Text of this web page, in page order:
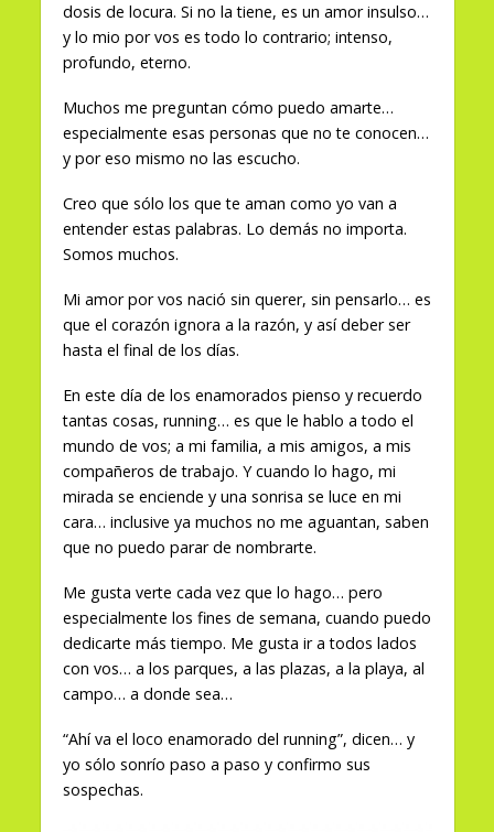
dosis de locura. Si no la tiene, es un amor insulso…
y lo mio por vos es todo lo contrario; intenso,
profundo, eterno.
Muchos me preguntan cómo puedo amarte…
especialmente esas personas que no te conocen…
y por eso mismo no las escucho.
Creo que sólo los que te aman como yo van a
entender estas palabras. Lo demás no importa.
Somos muchos.
Mi amor por vos nació sin querer, sin pensarlo… es
que el corazón ignora a la razón, y así deber ser
hasta el final de los días.
En este día de los enamorados pienso y recuerdo
tantas cosas, running… es que le hablo a todo el
mundo de vos; a mi familia, a mis amigos, a mis
compañeros de trabajo. Y cuando lo hago, mi
mirada se enciende y una sonrisa se luce en mi
cara… inclusive ya muchos no me aguantan, saben
que no puedo parar de nombrarte.
Me gusta verte cada vez que lo hago… pero
especialmente los fines de semana, cuando puedo
dedicarte más tiempo. Me gusta ir a todos lados
con vos… a los parques, a las plazas, a la playa, al
campo… a donde sea…
“Ahí va el loco enamorado del running”, dicen… y
yo sólo sonrío paso a paso y confirmo sus
sospechas.